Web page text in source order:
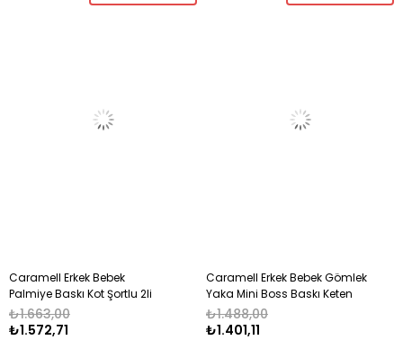
Caramell Erkek Bebek
Palmiye Baskı Kot Şortlu 2li
Takım 6-36 Ay BEYAZ
₺1.572,71
₺1.663,00
Caramell Erkek Bebek Gömlek
Yaka Mini Boss Baskı Keten
Şortlu 2li Takım 6-36 Ay MAVİ
₺1.401,11
₺1.488,00